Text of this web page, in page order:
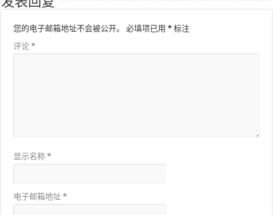
您的电子邮箱地址不会被公开。 必填项已用* 标注
评论*
显示名称*
电子邮箱地址*